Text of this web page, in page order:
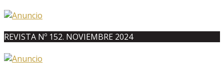
REVISTA Nº 152. NOVIEMBRE 2024